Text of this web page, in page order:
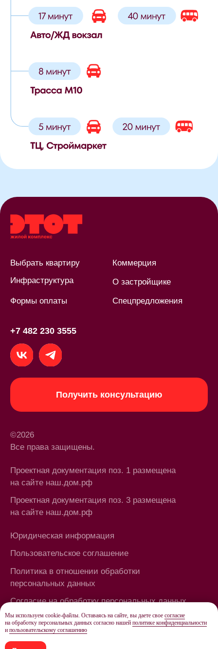
Мы используем cookie-файлы. Оставаясь на сайте, вы даете свое согласие
на обработку персональных данных согласно нашей политике конфиденциальности
и пользовательскому соглашению
РКС Девелопмент
Дизайн – студия Арбуз
Политика в отношении обработки
Проектная документация поз. 1 размещена
на сайте наш.дом.рф
Согласие на обработку персональных данных
Юридическая информация
Пользовательское соглашение
Все права защищены.